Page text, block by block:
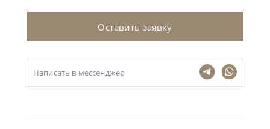
Оставить заявку
Написать в мессенджер